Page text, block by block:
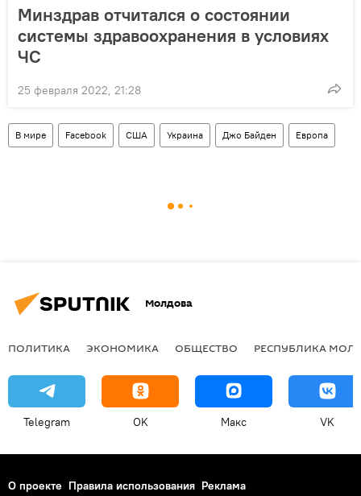
Минздрав отчитался о состоянии
системы здравоохранения в условиях
ЧС
25 февраля 2022, 21:28
В мире Facebook США Украина Джо Байден Европа
Молдова
ПОЛИТИКА ЭКОНОМИКА ОБЩЕСТВО РЕСПУБЛИКА
Telegram OK Макс VK
О проекте Правила использования Реклама